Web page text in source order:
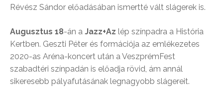
Révész Sándor előadásában ismertté vált slágerek is.
Augusztus 18-án a Jazz+Az lép színpadra a História
Kertben. Geszti Péter és formációja az emlékezetes
2020-as Aréna-koncert után a VeszprémFest
szabadtéri színpadán is előadja rövid, ám annál
sikeresebb pályafutásának legnagyobb slágereit.